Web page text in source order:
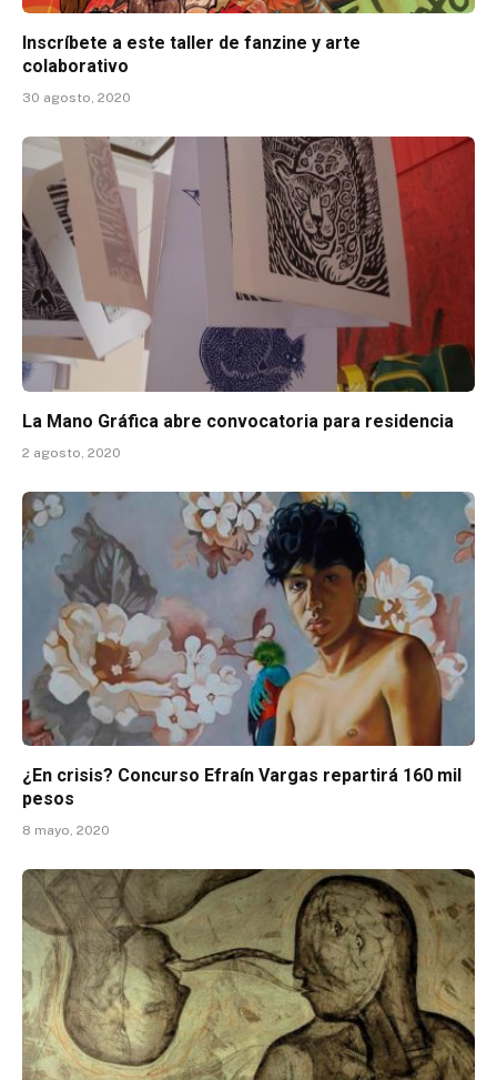
Inscríbete a este taller de fanzine y arte
colaborativo
30 agosto, 2020
La Mano Gráfica abre convocatoria para residencia
2 agosto, 2020
¿En crisis? Concurso Efraín Vargas repartirá 160 mil
pesos
8 mayo, 2020